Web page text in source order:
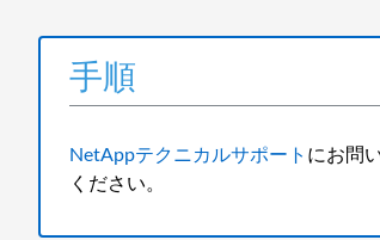
手順
NetAppテクニカルサポート にお問
ください。